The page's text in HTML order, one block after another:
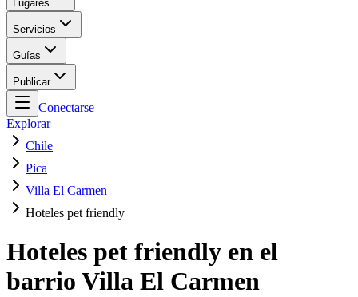
Lugares
Servicios
Guías
Publicar
Conectarse
Explorar
Chile
Pica
Villa El Carmen
Hoteles pet friendly
Hoteles pet friendly en el
barrio Villa El Carmen